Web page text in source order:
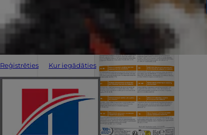
Reģistrēties Kur iegādāties